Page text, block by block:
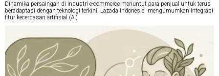
Dinamika persaingan di industri e-commerce menuntut para penjual untuk terus
beradaptasi dengan teknologi terkini. Lazada Indonesia mengumumkan integrasi
fitur kecerdasan artifisial (AI)